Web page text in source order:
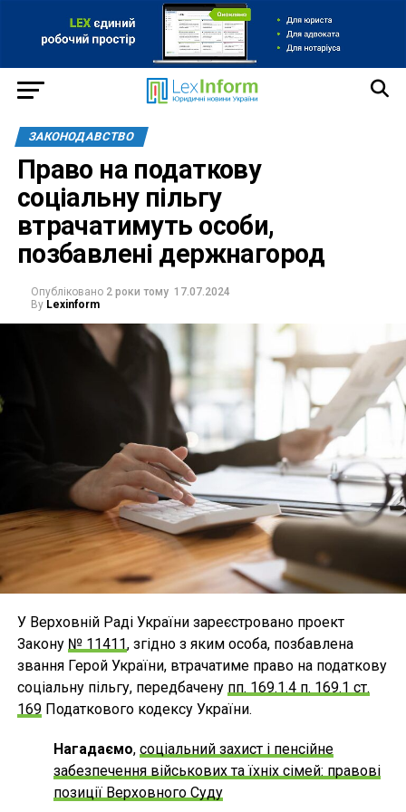
ЗАКОНОДАВСТВО
Право на податкову
соціальну пільгу
втрачатимуть особи,
позбавлені держнагород
Опубліковано 2 роки тому 17.07.2024
By Lexinform
У Верховній Раді України зареєстровано проект
Закону № 11411, згідно з яким особа, позбавлена
звання Герой України, втрачатиме право на податкову
соціальну пільгу, передбачену пп. 169.1.4 п. 169.1 ст.
169Податкового кодексу України.
Нагадаємо, соціальний захист і пенсійне
забезпечення військових та їхніх сімей: правові
позиції Верховного Суду